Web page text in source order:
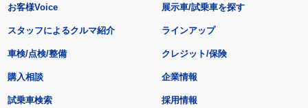
お客様Voice
スタッフによるクルマ紹介
展示車/試乗車を探す
ラインアップ
車検/点検/整備 クレジット/保険
購入相談
試乗車検索
企業情報
採用情報